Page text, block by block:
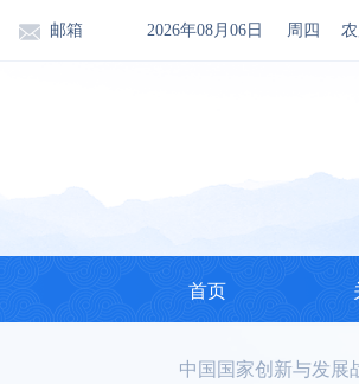
邮箱 2026年08月06日 周四
首页
中国国家创新与发展